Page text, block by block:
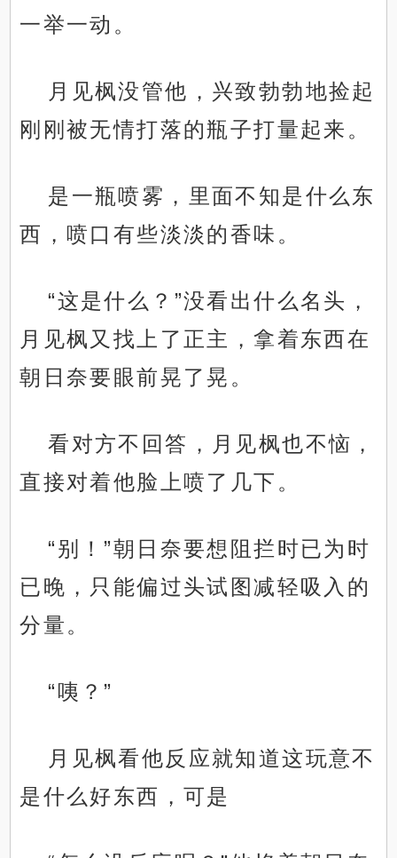
一举一动。
月见枫没管他，兴致勃勃地捡起
刚刚被无情打落的瓶子打量起来。
是一瓶喷雾，里面不知是什么东
西，喷口有些淡淡的香味。
“这是什么？”没看出什么名头，
月见枫又找上了正主，拿着东西在
朝日奈要眼前晃了晃。
看对方不回答，月见枫也不恼，
直接对着他脸上喷了几下。
“别！”朝日奈要想阻拦时已为时
已晚，只能偏过头试图减轻吸入的
分量。
“咦？”
月见枫看他反应就知道这玩意不
是什么好东西，可是